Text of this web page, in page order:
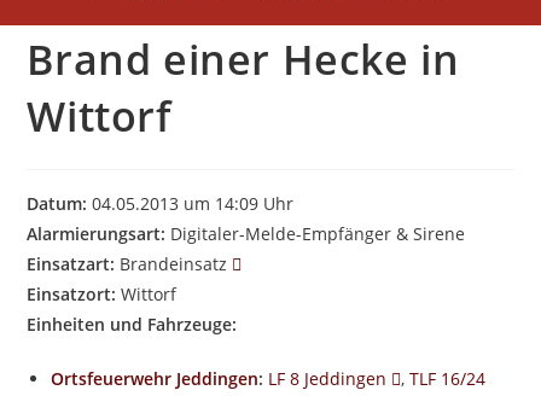
Brand einer Hecke in
Wittorf
Datum: 04.05.2013 um 14:09 Uhr
Alarmierungsart: Digitaler-Melde-Empfänger & Sirene
Einsatzart: Brandeinsatz
Einsatzort: Wittorf
Einheiten und Fahrzeuge:
Ortsfeuerwehr Jeddingen: LF 8 Jeddingen ,TLF 16/24